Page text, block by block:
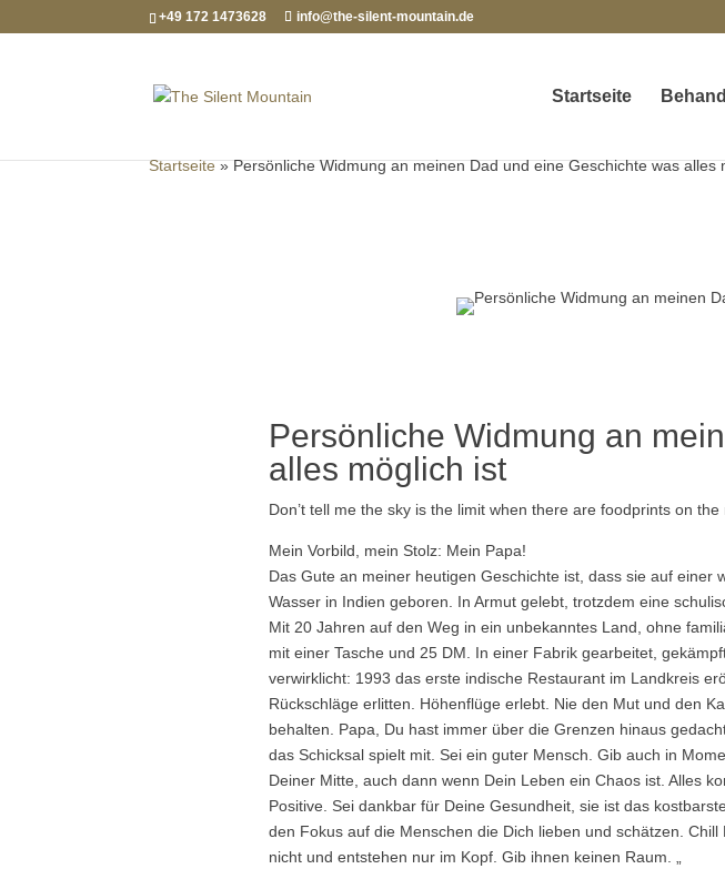
+49 172 1473628 info@the-silent-mountain.de
Startseite
Startseite»Persönliche Widmung an meinen Dad und eine Geschichte was alles
Persönliche Widmung an
alles möglich ist
Don’t tell me the sky is the limit when there are foodprints on the
Mein Vorbild, mein Stolz: Mein Papa!
Das Gute an meiner heutigen Geschichte ist, dass sie auf
Wasser in Indien geboren. In Armut gelebt, trotzdem eine
Mit 20 Jahren auf den Weg in ein unbekanntes Land, ohne
mit einer Tasche und 25 DM. In einer Fabrik gearbeitet,
verwirklicht: 1993 das erste indische Restaurant im Landkreis
Rückschläge erlitten. Höhenflüge erlebt. Nie den Mut und den
behalten. Papa, Du hast immer über die Grenzen hinaus
das Schicksal spielt mit. Sei ein guter Mensch. Gib auch in
Deiner Mitte, auch dann wenn Dein Leben ein Chaos ist. Alles
Positive. Sei dankbar für Deine Gesundheit, sie ist das
den Fokus auf die Menschen die Dich lieben und schätzen.
nicht und entstehen nur im Kopf. Gib ihnen keinen Raum. „